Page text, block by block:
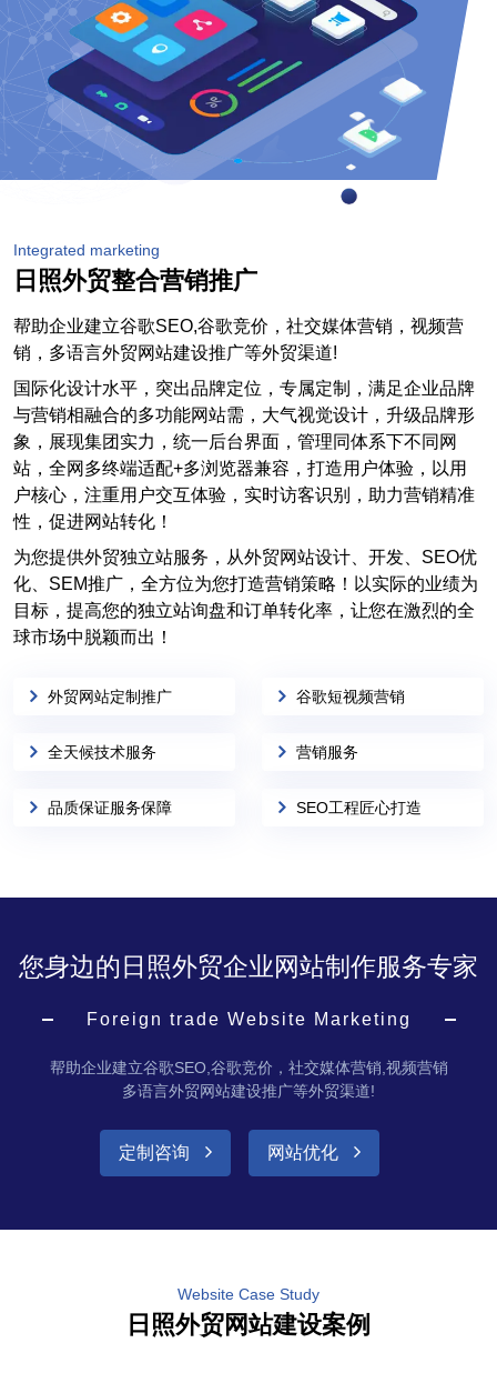
Integrated marketing
日照外贸整合营销推广
帮助企业建立谷歌SEO,谷歌竞价，社交媒体营销，视频营
销，多语言外贸网站建设推广等外贸渠道!
国际化设计水平，突出品牌定位，专属定制，满足企业品牌
与营销相融合的多功能网站需，大气视觉设计，升级品牌形
象，展现集团实力，统一后台界面，管理同体系下不同网
站，全网多终端适配+多浏览器兼容，打造用户体验，以用
户核心，注重用户交互体验，实时访客识别，助力营销精准
性，促进网站转化！
为您提供外贸独立站服务，从外贸网站设计、开发、SEO优
化、SEM推广，全方位为您打造营销策略！以实际的业绩为
目标，提高您的独立站询盘和订单转化率，让您在激烈的全
球市场中脱颖而出！
外贸网站定制推广 谷歌短视频营销
全天候技术服务 营销服务
品质保证服务保障 SEO工程匠心打造
您身边的日照外贸企业网站制作服务专家
Foreign trade Website Marketing
帮助企业建立谷歌SEO,谷歌竞价，社交媒体营销,视频营销
多语言外贸网站建设推广等外贸渠道!
定制咨询 网站优化
Website Case Study
日照外贸网站建设案例